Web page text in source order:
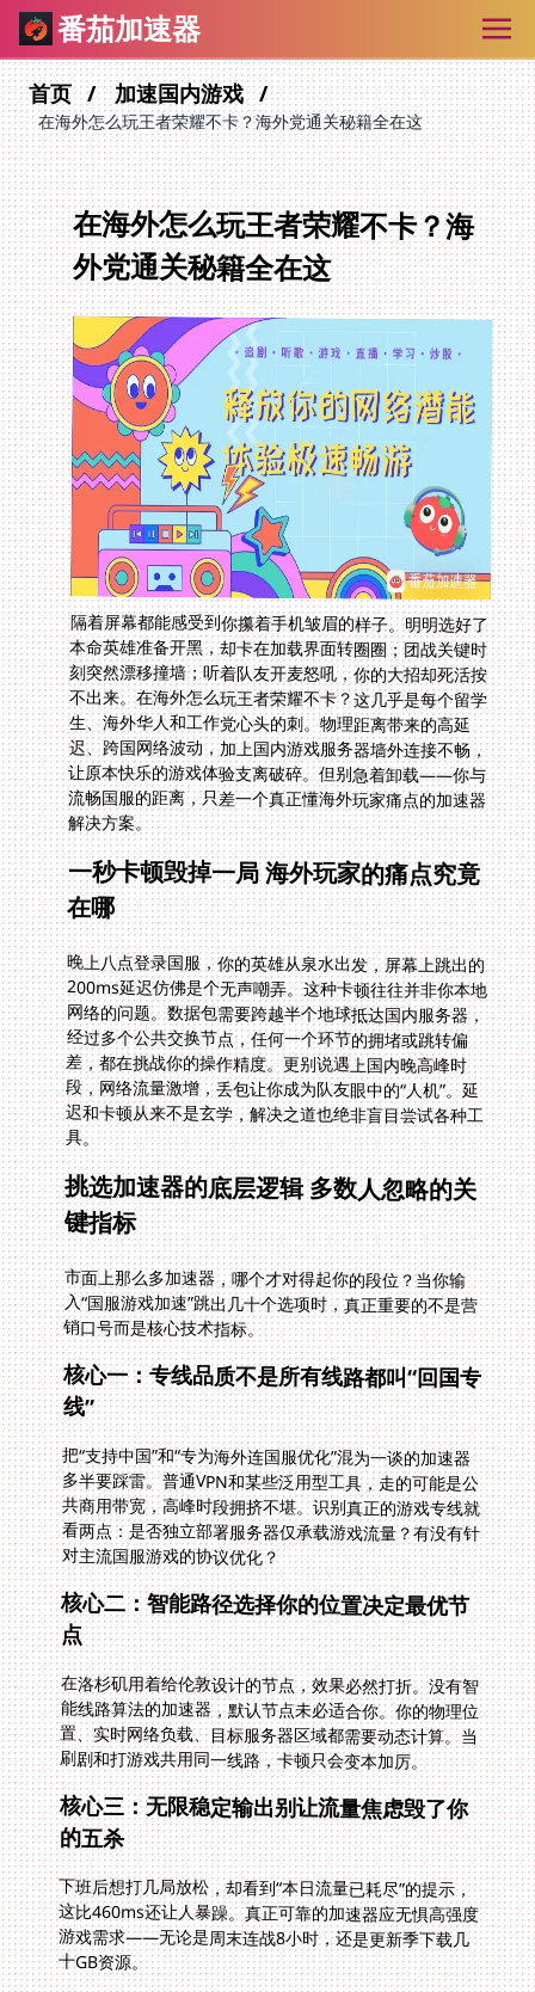
番茄加速器
首页 加速国内游戏
在海外怎么玩王者荣耀不卡？海外党通关秘籍全在这
在海外怎么玩王者荣耀不卡？海
外党通关秘籍全在这
隔着屏幕都能感受到你攥着手机皱眉的样子。明明选好了
本命英雄准备开黑，却卡在加载界面转圈圈；团战关键时
刻突然漂移撞墙；听着队友开麦怒吼，你的大招却死活按
不出来。在海外怎么玩王者荣耀不卡？这几乎是每个留学
生、海外华人和工作党心头的刺。物理距离带来的高延
迟、跨国网络波动，加上国内游戏服务器墙外连接不畅，
让原本快乐的游戏体验支离破碎。但别急着卸载——你与
流畅国服的距离，只差一个真正懂海外玩家痛点的加速器
解决方案。
一秒卡顿毁掉一局 海外玩家的痛点究竟
在哪
晚上八点登录国服，你的英雄从泉水出发，屏幕上跳出的
200ms延迟仿佛是个无声嘲弄。这种卡顿往往并非你本地
网络的问题。数据包需要跨越半个地球抵达国内服务器，
经过多个公共交换节点，任何一个环节的拥堵或跳转偏
差，都在挑战你的操作精度。更别说遇上国内晚高峰时
段，网络流量激增，丢包让你成为队友眼中的“人机”。延
迟和卡顿从来不是玄学，解决之道也绝非盲目尝试各种工
具。
挑选加速器的底层逻辑 多数人忽略的关
键指标
市面上那么多加速器，哪个才对得起你的段位？当你输
入“国服游戏加速”跳出几十个选项时，真正重要的不是营
销口号而是核心技术指标。
核心一：专线品质不是所有线路都叫“回国专
线”
把“支持中国”和“专为海外连国服优化”混为一谈的加速器
多半要踩雷。普通VPN和某些泛用型工具，走的可能是公
共商用带宽，高峰时段拥挤不堪。识别真正的游戏专线就
看两点：是否独立部署服务器仅承载游戏流量？有没有针
对主流国服游戏的协议优化？
核心二：智能路径选择你的位置决定最优节
点
在洛杉矶用着给伦敦设计的节点，效果必然打折。没有智
能线路算法的加速器，默认节点未必适合你。你的物理位
置、实时网络负载、目标服务器区域都需要动态计算。当
刷剧和打游戏共用同一线路，卡顿只会变本加厉。
核心三：无限稳定输出别让流量焦虑毁了你
的五杀
下班后想打几局放松，却看到“本日流量已耗尽”的提示，
这比460ms还让人暴躁。真正可靠的加速器应无惧高强度
游戏需求——无论是周末连战8小时，还是更新季下载几
十GB资源。